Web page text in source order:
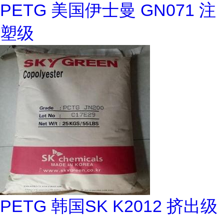
PETG 美国伊士曼 GN071 注
塑级
PETG 韩国SK K2012 挤出级